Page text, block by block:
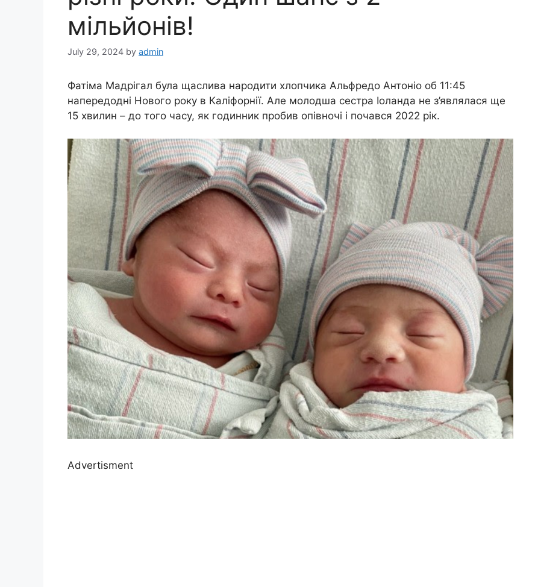
мільйонів!
July 29, 2024 by admin
Фатіма Мадрігал була щаслива народити хлопчика Альфредо Антоніо об 11:45
напередодні Нового року в Каліфорнії. Але молодша сестра Іоланда не з’являлася ще
15 хвилин – до того часу, як годинник пробив опівночі і почався 2022 рік.
Advertisment